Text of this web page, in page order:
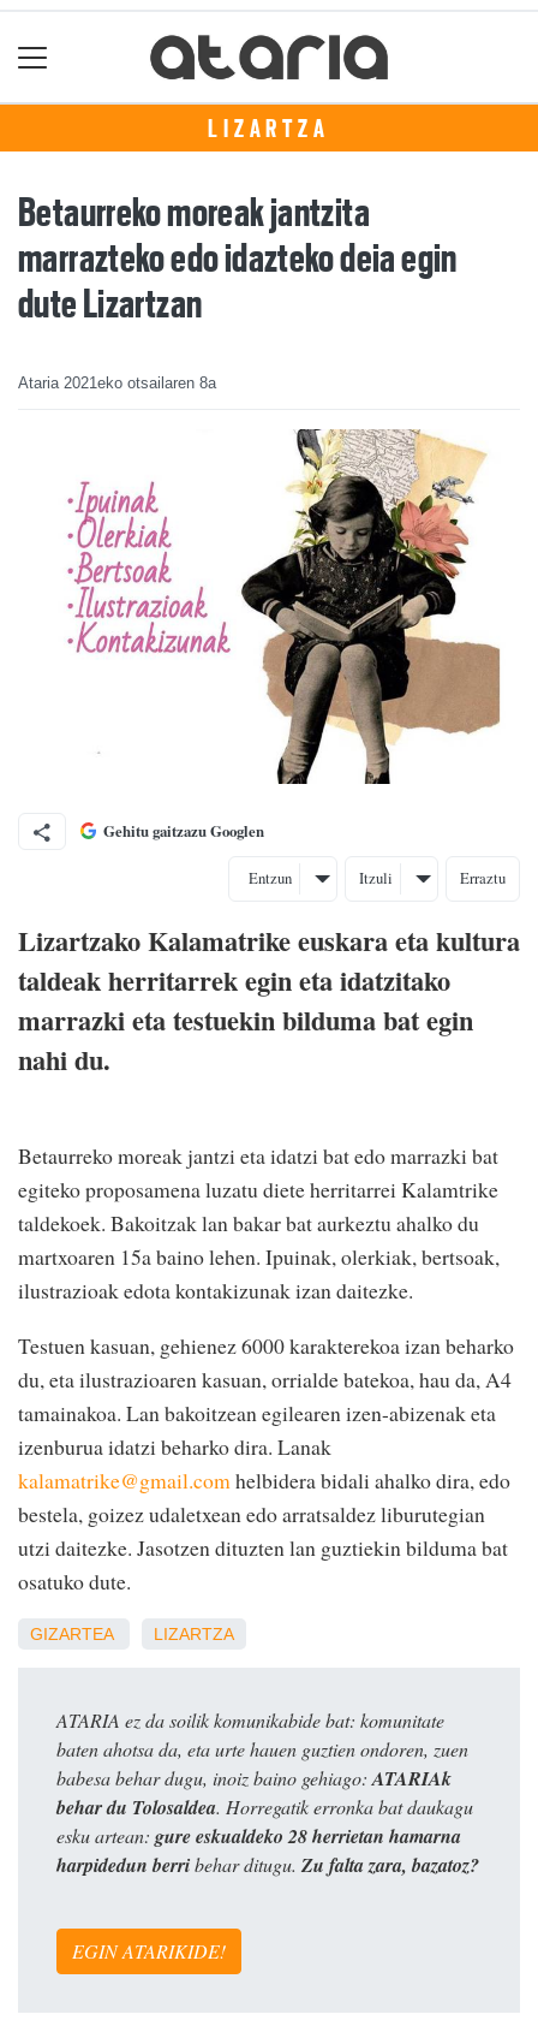
LIZARTZA
Betaurreko moreak jantzita
marrazteko edo idazteko deia egin
dute Lizartzan
Ataria 2021eko otsailaren 8a
Gehitu gaitzazu Googlen
Entzun Itzuli Erraztu
Lizartzako Kalamatrike euskara eta kultura
taldeak herritarrek egin eta idatzitako
marrazki eta testuekin bilduma bat egin
nahi du.
Betaurreko moreak jantzi eta idatzi bat edo marrazki bat
egiteko proposamena luzatu diete herritarrei Kalamtrike
taldekoek. Bakoitzak lan bakar bat aurkeztu ahalko du
martxoaren 15a baino lehen. Ipuinak, olerkiak, bertsoak,
ilustrazioak edota kontakizunak izan daitezke.
Testuen kasuan, gehienez 6000 karakterekoa izan beharko
du, eta ilustrazioaren kasuan, orrialde batekoa, hau da, A4
tamainakoa. Lan bakoitzean egilearen izen-abizenak eta
izenburua idatzi beharko dira. Lanak
kalamatrike@gmail.comhelbidera bidali ahalko dira, edo
bestela, goizez udaletxean edo arratsaldez liburutegian
utzi daitezke. Jasotzen dituzten lan guztiekin bilduma bat
osatuko dute.
GIZARTEA LIZARTZA
ATARIA ez da soilik komunikabide bat: komunitate
baten ahotsa da, eta urte hauen guztien ondoren, zuen
babesa behar dugu, inoiz baino gehiago: ATARIAk
behar du Tolosaldea. Horregatik erronka bat daukagu
esku artean: gure eskualdeko 28 herrietan hamarna
harpidedun berribehar ditugu. Zu falta zara, bazatoz?
EGIN ATARIKIDE!